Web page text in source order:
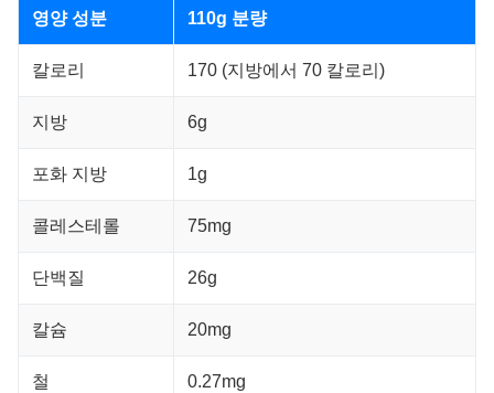
영양 성분 110g 분량
칼로리 170 (지방에서 70 칼로리)
지방 6g
포화 지방 1g
콜레스테롤 75mg
단백질 26g
칼슘 20mg
철 0.27mg